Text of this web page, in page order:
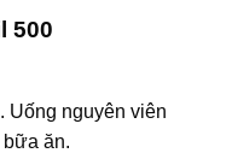
500
Uống nguyên viên
ăn.